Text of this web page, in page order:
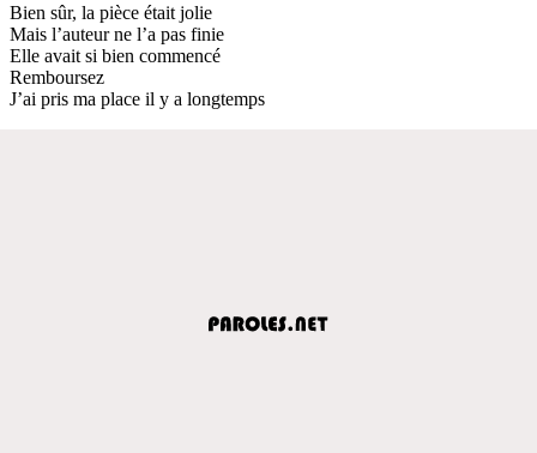
Bien sûr, la pièce était jolie
Mais l’auteur ne l’a pas finie
Elle avait si bien commencé
Remboursez
J’ai pris ma place il y a longtemps